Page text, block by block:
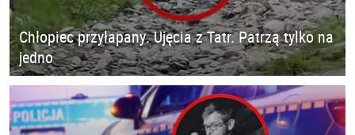
Chłopiec przyłapany. Ujęcia z Tatr. Patrzą tylko na
jedno